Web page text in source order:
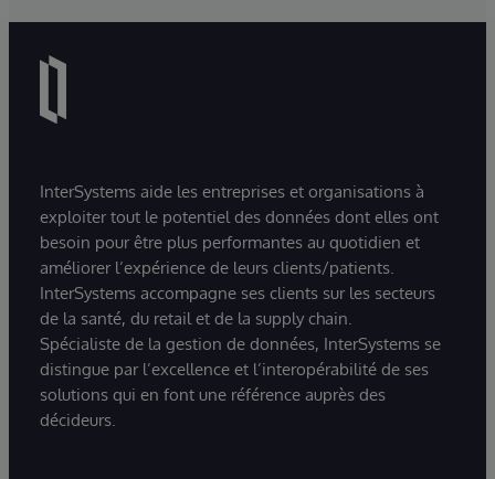
InterSystems aide les entreprises et organisations à
exploiter tout le potentiel des données dont elles ont
besoin pour être plus performantes au quotidien et
améliorer l’expérience de leurs clients/patients.
InterSystems accompagne ses clients sur les secteurs
de la santé, du retail et de la supply chain.
Spécialiste de la gestion de données, InterSystems se
distingue par l’excellence et l’interopérabilité de ses
solutions qui en font une référence auprès des
décideurs.